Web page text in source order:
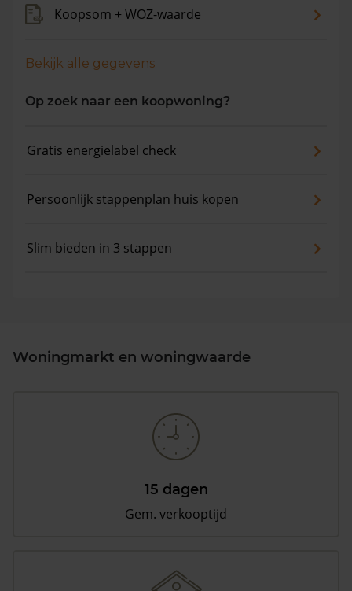
Koopsom + WOZ-waarde
Bekijk alle gegevens
Op zoek naar een koopwoning?
Gratis energielabel check
Persoonlijk stappenplan huis kopen
Slim bieden in 3 stappen
Woningmarkt en woningwaarde
15 dagen
Gem. verkooptijd